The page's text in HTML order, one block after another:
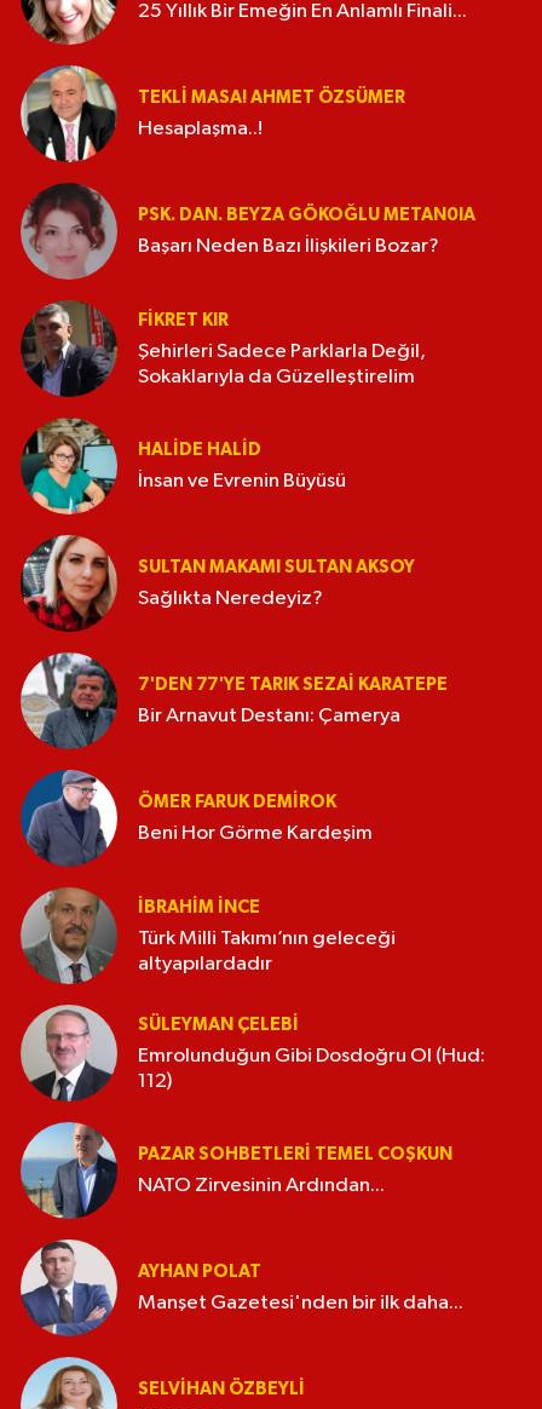
25 Yıllık Bir Emeğin En Anlamlı Finali...
TEKLI MASA! AHMET ÖZSÜMER
Hesaplaşma..!
PSK. DAN. BEYZA GÖKOĞLU METAN0IA
Başarı Neden Bazı İlişkileri Bozar?
FIKRET KIR
Şehirleri Sadece Parklarla Değil,
Sokaklarıyla da Güzelleştirelim
HALIDE HALID
İnsan ve Evrenin Büyüsü
SULTAN MAKAMI SULTAN AKSOY
Sağlıkta Neredeyiz?
7'DEN 77'YE TARIK SEZAI KARATEPE
Bir Arnavut Destanı: Çamerya
ÖMER FARUK DEMIROK
Beni Hor Görme Kardeşim
İBRAHIM İNCE
Türk Milli Takımı’nın geleceği
altyapılardadır
SÜLEYMAN ÇELEBI
Emrolunduğun Gibi Dosdoğru Ol (Hud:
112)
PAZAR SOHBETLERI TEMEL COŞKUN
NATO Zirvesinin Ardından...
AYHAN POLAT
Manşet Gazetesi'nden bir ilk daha...
SELVIHAN ÖZBEYLI